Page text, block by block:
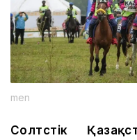
men
Солтүстік